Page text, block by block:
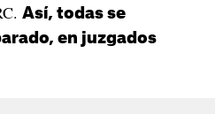
Así, todas se
en juzgados